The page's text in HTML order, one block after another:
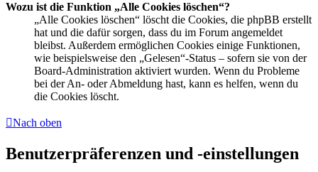
Wozu ist die Funktion „Alle Cookies löschen“?
„Alle Cookies löschen“ löscht die Cookies, die phpBB erstellt
hat und die dafür sorgen, dass du im Forum angemeldet
bleibst. Außerdem ermöglichen Cookies einige Funktionen,
wie beispielsweise den „Gelesen“-Status – sofern sie von der
Board-Administration aktiviert wurden. Wenn du Probleme
bei der An- oder Abmeldung hast, kann es helfen, wenn du
die Cookies löscht.
Nach oben
Benutzerpräferenzen und -einstellungen